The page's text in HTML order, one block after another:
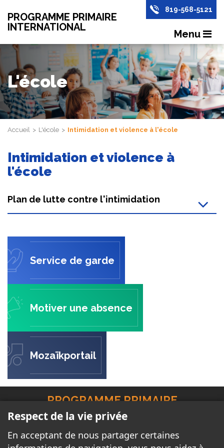
PROGRAMME PRIMAIRE
INTERNATIONAL
819-568-5121
Menu
L'école
Accueil L'école Intimidation et violence à l'école
Intimidation et violence à
l'école
Plan de lutte contre l'intimidation
Service de garde
Motiver une absence
Mozaïkportail
PROGRAMME PRIMAIRE
INTERNATIONAL
30 rue de Savoie
Gatineau, QC J8T 1K8
Respect de la vie privée
En acceptant de nous partager certaines